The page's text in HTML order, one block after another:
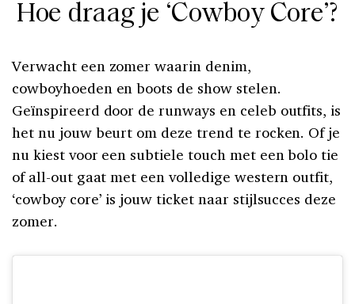
Hoe draag je ‘Cowboy Core’?
Verwacht een zomer waarin denim,
cowboyhoeden en boots de show stelen.
Geïnspireerd door de runways en celeb outfits, is
het nu jouw beurt om deze trend te rocken. Of je
nu kiest voor een subtiele touch met een bolo tie
of all-out gaat met een volledige western outfit,
‘cowboy core’ is jouw ticket naar stijlsucces deze
zomer.